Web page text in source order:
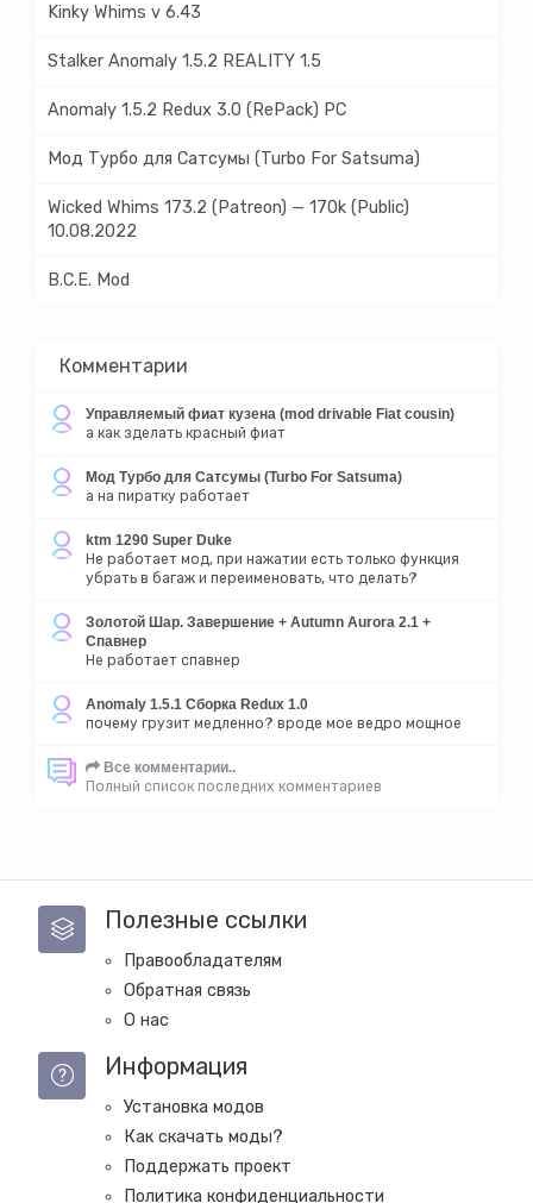
Kinky Whims v 6.43
Stalker Anomaly 1.5.2 REALITY 1.5
Anomaly 1.5.2 Redux 3.0 (RePack) PC
Мод Турбо для Сатсумы (Turbo For Satsuma)
Wicked Whims 173.2 (Patreon) — 170k (Public)
10.08.2022
B.C.E. Mod
Комментарии
Управляемый фиат кузена (mod drivable Fiat cousin)
а как зделать красный фиат
Мод Турбо для Сатсумы (Turbo For Satsuma)
а на пиратку работает
ktm 1290 Super Duke
Не работает мод, при нажатии есть только функция
убрать в багаж и переименовать, что делать?
Золотой Шар. Завершение + Autumn Aurora 2.1 +
Спавнер
Не работает спавнер
Anomaly 1.5.1 Сборка Redux 1.0
почему грузит медленно? вроде мое ведро мощное
Все комментарии..
Полный список последних комментариев
Полезные ссылки
Правообладателям
Обратная связь
О нас
Информация
Установка модов
Как скачать моды?
Поддержать проект
Политика конфиденциальности